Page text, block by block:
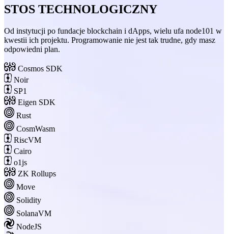
STOS TECHNOLOGICZNY
Od instytucji po fundacje blockchain i dApps, wielu ufa node101 w
kwestii ich projektu. Programowanie nie jest tak trudne, gdy masz
odpowiedni plan.
Cosmos SDK
Noir
SP1
Eigen SDK
Rust
CosmWasm
RiscVM
Cairo
o1js
ZK Rollups
Move
Solidity
SolanaVM
NodeJS